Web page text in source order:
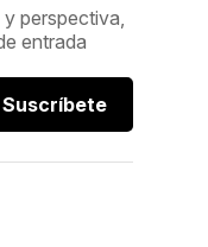
perspectiva,
entrada
Suscríbete